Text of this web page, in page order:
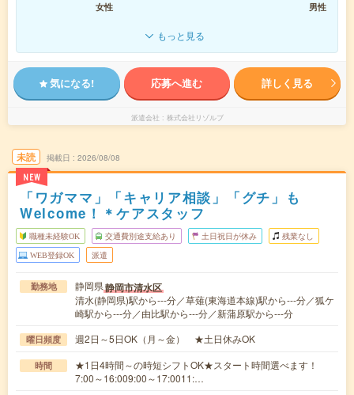
女性
男性
もっと見る
気になる! 応募へ進む 詳しく見る
派遣会社 株式会社リゾルブ
未読
NEW
掲載日 2026/08/08
「ワガママ」「キャリア相談」「グチ」も
Welcome！＊ケアスタッフ
職種未経験OK 交通費別途支給あり 土日祝日が休み 残業なし
WEB登録OK 派遣
勤務地 静岡県静岡市清水区
清水(静岡県)駅から---分／草薙(東海道本線)駅から---分／狐ケ
崎駅から---分／由比駅から---分／新蒲原駅から---分
曜日頻度 週2日～5日OK（月～金） ★土日休みOK
時間
★1日4時間～の時短シフトOK★スタート時間選べます！
7:00～16:009:00～17:0011:…